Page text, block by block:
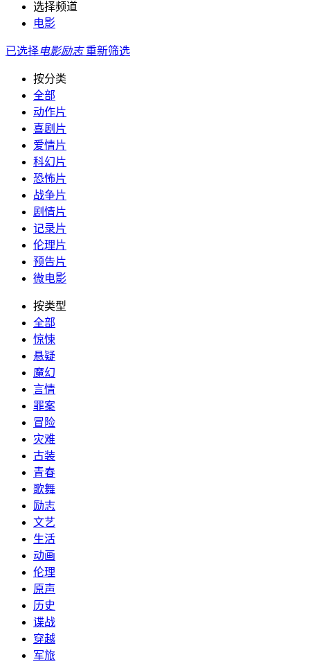
选择频道
电影
已选择电影励志重新筛选
按分类
全部
动作片
喜剧片
爱情片
科幻片
恐怖片
战争片
剧情片
记录片
伦理片
预告片
微电影
按类型
全部
惊悚
悬疑
魔幻
言情
罪案
冒险
灾难
古装
青春
歌舞
励志
文艺
生活
动画
伦理
原声
历史
谍战
穿越
军旅